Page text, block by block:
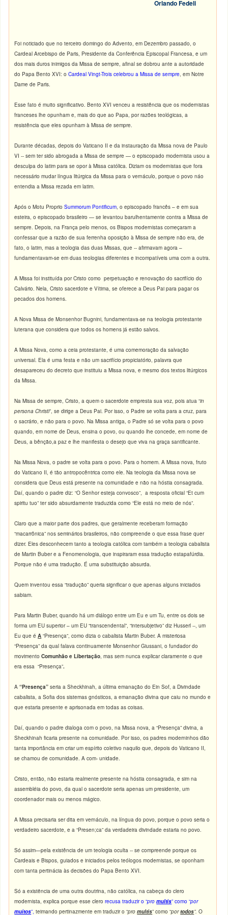
Orlando Fedeli
Foi noticiado que no terceiro domingo do Advento, em Dezembro passado, o
Cardeal Arcebispo de Paris, Presidente da Conferência Episcopal Francesa, e um
dos mais duros inimigos da Missa de sempre, afinal se dobrou ante a autoridade
do Papa Bento XVI: oCardeal Vingt-Trois celebrou a Missa de sempre, em Notre
Dame de Paris.
Esse fato é muito significativo. Bento XVI venceu a resistência que os modernistas
franceses lhe opunham e, mais do que ao Papa, por razões teológicas, a
resistência que eles opunham à Missa de sempre.
Durante décadas, depois do Vaticano II e da instauração da Missa nova de Paulo
VI -- sem ter sido abrogada a Missa de sempre — o episcopado modernista usou a
desculpa do latim para se opor à Missa católica. Diziam os modernistas que fora
necessário mudar língua litúrgica da Missa para o vernáculo, porque o povo náo
entendia a Missa rezada em latim.
Após o Motu ProprioSummorum Pontificum, o episcopado francês – e em sua
esteira, o episcopado brasileiro — se levantou barulhentamente contra a Missa de
sempre. Depois, na França pelo menos, os Bispos modernistas começaram a
confessar que a razão de sua ferrenha oposição à Missa de sempre não era, de
fato, o latim, mas a teologia das duas Missas, que -- afirmavam agora –
fundamentavam-se em duas teologias diferentes e incompatíveis uma com a outra.
A Missa foi instituída por Cristo como perpetuação e renovação do sacrifício do
Calvário. Nela, Cristo sacerdote e Vítima, se oferece a Deus Pai para pagar os
pecados dos homens.
A Nova Missa de Monsenhor Bugnini, fundamentava-se na teologia protestante
luterana que considera que todos os homens já estão salvos.
A Missa Nova, como a ceia protestante, é uma comemoração da salvação
universal. Ela é uma festa e não um sacrifício propiciatório, palavra que
desapareceu do decreto que instituiu a Missa nova, e mesmo dos textos litúrgicos
da Missa.
Na Missa de sempre, Cristo, a quem o sacerdote empresta sua voz, pois atua “in
persona Christi”, se dirige a Deus Pai. Por isso, o Padre se volta para a cruz, para
o sacrário, e não para o povo. Na Missa antiga, o Padre só se volta para o povo
quando, em nome de Deus, ensina o povo, ou quando lhe concede, em nome de
Deus, a bênção,a paz e lhe manifesta o desejo que viva na graça santificante.
Na Missa Nova, o padre se volta para o povo. Para o homem. A Missa nova, fruto
do Vaticano II, é tão antropocêntrica como ele. Na teologia da Missa nova se
considera que Deus está presente na comunidade e não na hóstia consagrada.
Daí, quando o padre diz: “O Senhor esteja convosco”, a resposta oficial “Et cum
spiritu tuo” ter sido absurdamente traduzida como “Ele está no meio de nós”.
Claro que a maior parte dos padres, que geralmente receberam formação
“macarrônica” nos seminários brasileiros, não compreende o que essa frase quer
dizer. Eles desconhecem tanto a teologia católica com também a teologia cabalista
de Martin Buber e a Fenomenologia, que inspiraram essa tradução estapafúrdia.
Porque não é uma tradução. É uma substituição absurda.
Quem inventou essa “tradução” queria significar o que apenas alguns iniciados
sabiam.
Para Martin Buber, quando há um diálogo entre um Eu e um Tu, entre os dois se
forma um EU superior – um EU “transcendental”, “intersubjetivo” diz Husserl --, um
Eu que éA “Presença”, como dizia o cabalista Martin Buber. A misteriosa
“Presença” da qual falava continuamente Monsenhor Giussani, o fundador do
movimentoComunhão e Libertação, mas sem nunca explicar claramente o que
era essa “Presença”.
A “Presença”seria a Sheckhinah, a última emanação do Ein Sof, a Divindade
cabalista, a Sofia dos sistemas gnósticos, a emanação divina que caiu no mundo e
que estaria presente e aprisonada em todas as coisas.
Daí, quando o padre dialoga com o povo, na Missa nova, a “Presença” divina, a
Sheckhinah ficaria presente na comunidade. Por isso, os padres moderninhos dão
tanta importância em criar um espírito coletivo naquilo que, depois do Vaticano II,
se chamou de comunidade. A com- unidade.
Cristo, então, não estaria realmente presente na hóstia consagrada, e sim na
assembléia do povo, da qual o sacerdote seria apenas um presidente, um
coordenador mais ou menos mágico.
A Missa precisaria ser dita em vernáculo, na língua do povo, porque o povo seria o
verdadeiro sacerdote, e a “Presen;ca” da verdadeira divindade estaria no povo.
Só assim—pela existência de um teologia oculta -- se compreende porque os
Cardeais e Bispos, guiados e iniciados pelos teólogos modernistas, se oponham
com tanta pertinácia às decisões do Papa Bento XVI.
Só a existëncia de uma outra doutrina, não católica, na cabeça do clero
modernista, explica porque esse clerorecusa traduzir o “promultis” como “por
muitos”,teimando pertinazmente em traduzir o “promultis” como “portodos”. O